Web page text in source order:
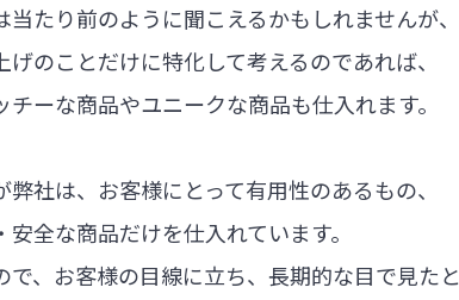
当たり前のように聞こえるかもしれませんが
げのことだけに特化して考えるのであれば、
チーな商品やユニークな商品も仕入れます。
弊社は、お客様にとって有用性のあるもの、
安全な商品だけを仕入れています。
で、お客様の目線に立ち、長期的な目で見た